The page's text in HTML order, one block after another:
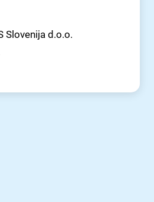
Slovenija d.o.o.